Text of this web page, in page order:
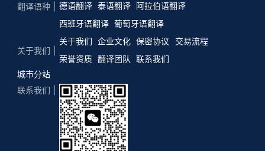
翻译语种
德语翻译 泰语翻译 阿拉伯语翻译
西班牙语翻译 葡萄牙语翻译
关于我们
关于我们 企业文化 保密协议
交易流程
荣誉资质 翻译团队
联系我们
城市分站
联系我们